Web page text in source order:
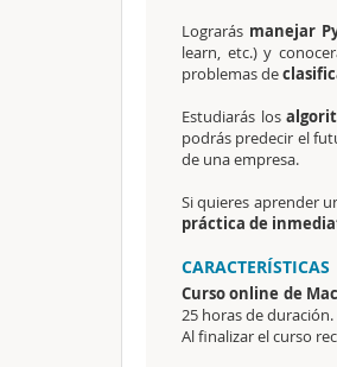
Lograrás manejar
learn, etc.) y
problemas de
Estudiarás los
podrás predecir el
de una empresa.
Si quieres aprender
práctica de
CARACTERÍSTICAS
Curso online de
25 horas de duración.
Al finalizar el curso